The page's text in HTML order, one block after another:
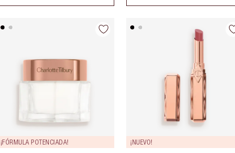
¡FÓRMULA POTENCIADA! ¡NUEVO!